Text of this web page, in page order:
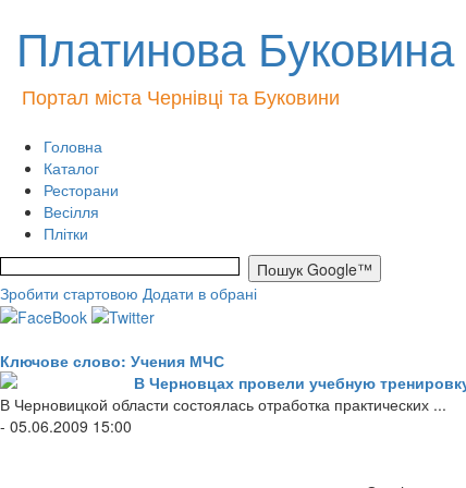
Платинова Буковина
Портал міста Чернівці та Буковини
Головна
Каталог
Ресторани
Весілля
Плітки
Зробити стартовою Додати в обрані
Ключове слово: Учения МЧС
В Черновцах провели учебную
В Черновицкой области состоялась отработка практических ...
- 05.06.2009 15:00